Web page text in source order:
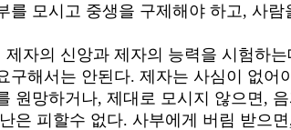
를 모시고 중생을 구제해야 하고, 사
자의 신앙과 제자의 능력을 시험하
구해서는 안된다. 제자는 사심이 없어
원망하거나, 제대로 모시지 않으면,
은 피할수 없다. 사부에게 버림 받으